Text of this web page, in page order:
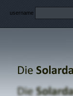
username